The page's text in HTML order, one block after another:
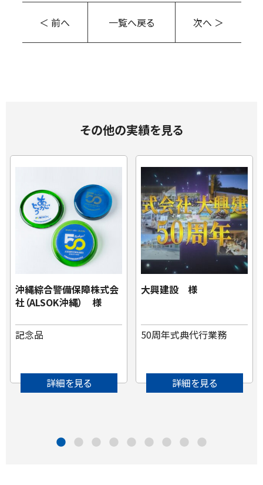
＜ 前へ 一覧へ戻る 次へ ＞
その他の実績を見る
沖縄綜合警備保障株式会
社（ALSOK沖縄） 様
記念品
詳細を見る
大興建設 様
50周年式典代行業務
詳細を見る